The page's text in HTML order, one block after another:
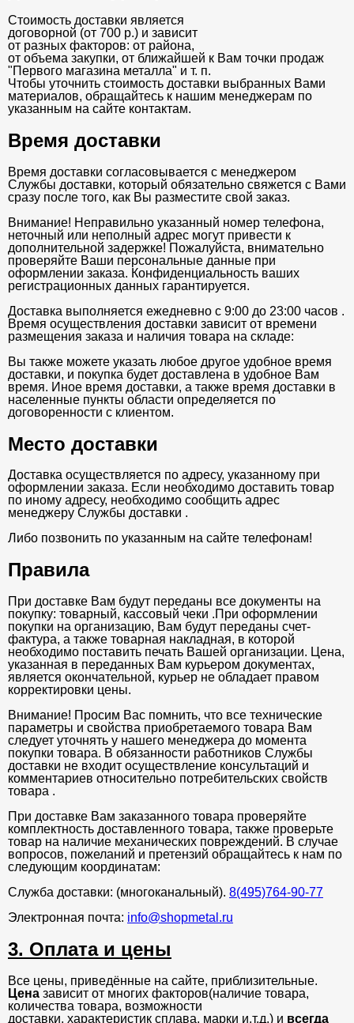
Стоимость доставки является
договорной (от 700 р.) и зависит
от разных факторов: от района,
от объема закупки, от ближайшей к Вам точки продаж
"Первого магазина металла" и т. п.
Чтобы уточнить стоимость доставки выбранных Вами
материалов, обращайтесь к нашим менеджерам по
указанным на сайте контактам.
Время доставки
Время доставки согласовывается с менеджером
Службы доставки, который обязательно свяжется с Вами
сразу после того, как Вы разместите свой заказ.
Внимание! Неправильно указанный номер телефона,
неточный или неполный адрес могут привести к
дополнительной задержке! Пожалуйста, внимательно
проверяйте Ваши персональные данные при
оформлении заказа. Конфиденциальность ваших
регистрационных данных гарантируется.
Доставка выполняется ежедневно с 9:00 до 23:00 часов .
Время осуществления доставки зависит от времени
размещения заказа и наличия товара на складе:
Вы также можете указать любое другое удобное время
доставки, и покупка будет доставлена в удобное Вам
время. Иное время доставки, а также время доставки в
населенные пункты области определяется по
договоренности с клиентом.
Место доставки
Доставка осуществляется по адресу, указанному при
оформлении заказа. Если необходимо доставить товар
по иному адресу, необходимо сообщить адрес
менеджеру Службы доставки .
Либо позвонить по указанным на сайте телефонам!
Правила
При доставке Вам будут переданы все документы на
покупку: товарный, кассовый чеки .При оформлении
покупки на организацию, Вам будут переданы счет-
фактура, а также товарная накладная, в которой
необходимо поставить печать Вашей организации. Цена,
указанная в переданных Вам курьером документах,
является окончательной, курьер не обладает правом
корректировки цены.
Внимание! Просим Вас помнить, что все технические
параметры и свойства приобретаемого товара Вам
следует уточнять у нашего менеджера до момента
покупки товара. В обязанности работников Службы
доставки не входит осуществление консультаций и
комментариев относительно потребительских свойств
товара .
При доставке Вам заказанного товара проверяйте
комплектность доставленного товара, также проверьте
товар на наличие механических повреждений. В случае
вопросов, пожеланий и претензий обращайтесь к нам по
следующим координатам:
Служба доставки: (многоканальный). 8(495)764-90-77
Электронная почта: info@shopmetal.ru
3. Оплата и цены
Все цены, приведённые на сайте, приблизительные.
Цена зависит от многих факторов(наличие товара,
количества товара, возможности
доставки, характеристик сплава, марки и.т.д.) и всегда